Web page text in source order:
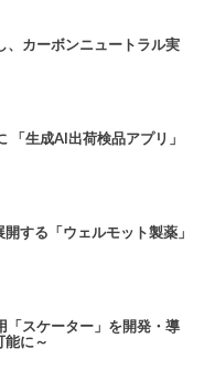
、カーボンニュートラル実
「生成AI出荷検品アプリ」
する「ウェルモット製薬」
「スケーター」を開発・導
能に～